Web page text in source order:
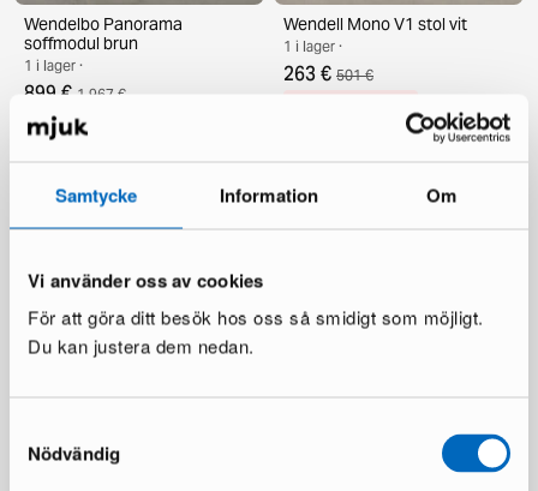
Samtycke Information Om
Vi använder oss av cookies
För att göra ditt besök hos oss så smidigt som möjligt.
Du kan justera dem nedan.
Nödvändig
Wendelbo Panorama
soffmodul brun
1 i lager ·
899 € 1 967 €
Du sparar 1 068 €
Wendell Mono V1 stol vit
1 i lager ·
263 € 501 €
Wendell Mono V1 stol vit
263 € 501 €
Wendelbo Folium stol brun